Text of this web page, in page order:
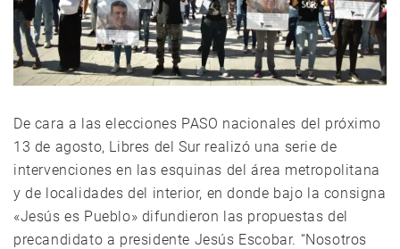
De cara a las elecciones PASO nacionales del próximo
13 de agosto, Libres del Sur realizó una serie de
intervenciones en las esquinas del área metropolitana
y de localidades del interior, en donde bajo la consigna
«Jesús es Pueblo» difundieron las propuestas del
precandidato a presidente Jesús Escobar. “Nosotros